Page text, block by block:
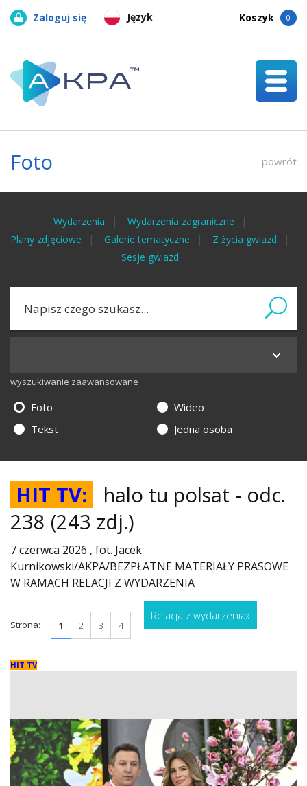
Język
Zaloguj się Koszyk 0
Foto powrót
Wydarzenia
Wydarzenia zagraniczne
Plany zdjęciowe
Galerie tematyczne
Z życia gwiazd
Sesje gwiazd
wyszukiwanie zaawansowane
Foto
Wideo
Tekst
Jedna osoba
HIT TV:
halo tu polsat - odc.
238 (243 zdj.)
7 czerwca 2026 , fot. Jacek
Kurnikowski/AKPA/BEZPŁATNE MATERIAŁY PRASOWE
W RAMACH RELACJI Z WYDARZENIA
Strona: 1 2 3 4
Relacja z wydarzenia»
HIT TV